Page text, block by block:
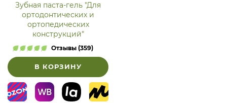
Зубная паста-гель "Для
ортодонтических и
ортопедических
конструкций"
Отзывы (359)
В КОРЗИНУ